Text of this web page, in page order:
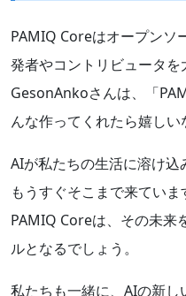
PAMIQ Coreはオープンソ
発者やコントリビュータを
GesonAnkoさんは、「
んな作ってくれたら嬉しい
AIが私たちの生活に溶け込
もうすぐそこまで来ていま
PAMIQ Coreは、その未来
ルとなるでしょう。
私たちも一緒に、AIの新